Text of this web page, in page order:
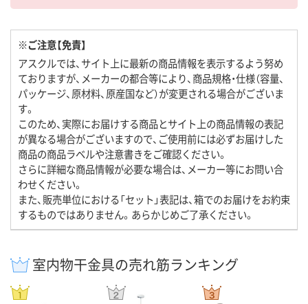
※ご注意【免責】
アスクルでは、サイト上に最新の商品情報を表示するよう努め
ておりますが、メーカーの都合等により、商品規格・仕様（容量、
パッケージ、原材料、原産国など）が変更される場合がございま
す。
このため、実際にお届けする商品とサイト上の商品情報の表記
が異なる場合がございますので、ご使用前には必ずお届けした
商品の商品ラベルや注意書きをご確認ください。
さらに詳細な商品情報が必要な場合は、メーカー等にお問い合
わせください。
また、販売単位における「セット」表記は、箱でのお届けをお約束
するものではありません。あらかじめご了承ください。
室内物干金具の売れ筋ランキング